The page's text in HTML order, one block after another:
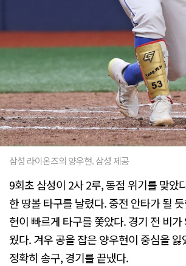
삼성 라이온즈의 양우현. 삼성 제공
9회초 삼성이 2사 2루, 동점 위기를 맞았
한 땅볼 타구를 날렸다. 중전 안타가 될
현이 빠르게 타구를 쫓았다. 경기 전 비
웠다. 겨우 공을 잡은 양우현이 중심을
정확히 송구, 경기를 끝냈다.